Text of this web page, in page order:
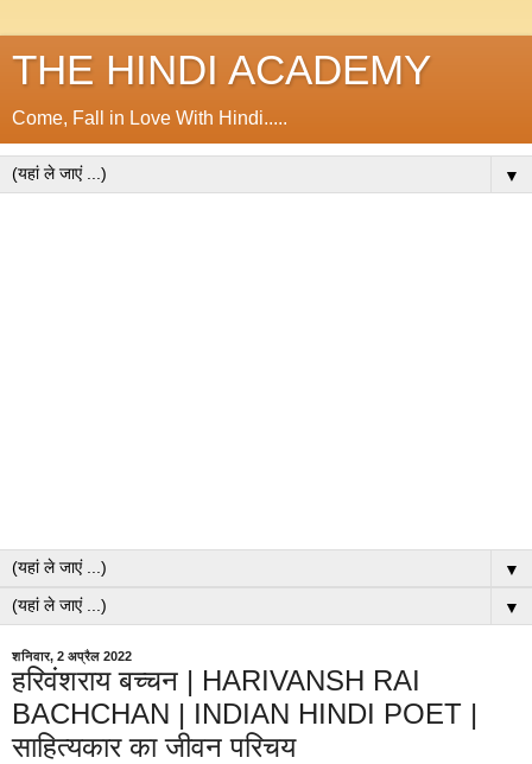
THE HINDI ACADEMY
Come, Fall in Love With Hindi.....
▼
▼
▼
शनिवार, 2 अप्रैल 2022
हरिवंशराय बच्चन | HARIVANSH RAI
BACHCHAN | INDIAN HINDI POET |
साहित्यकार का जीवन परिचय